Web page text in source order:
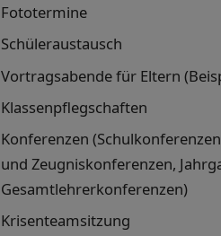
Fototermine
Schüleraustausch
Vortragsabende für Eltern
Klassenpflegschaften
Konferenzen
und Zeugniskonferenzen,
Gesamtlehrerkonferenzen)
Krisenteamsitzung